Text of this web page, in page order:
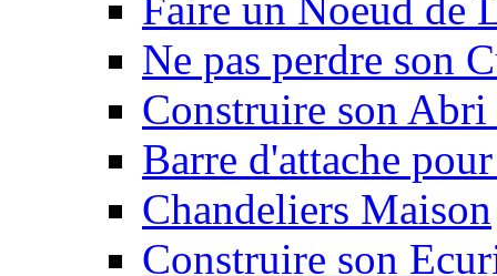
Ne pas perdre son
Construire son
Barre d'attache
Chandeliers Maison
Construire son